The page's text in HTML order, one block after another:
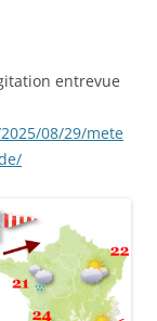
entrevue
08/29/mete